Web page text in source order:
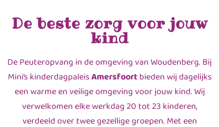
De beste zorg voor jouw
kind
De Peuteropvang in de omgeving van Woudenberg. Bij
Mini’s kinderdagpaleisAmersfoortbieden wij dagelijks
een warme en veilige omgeving voor jouw kind. Wij
verwelkomen elke werkdag 20 tot 23 kinderen,
verdeeld over twee gezellige groepen. Met een